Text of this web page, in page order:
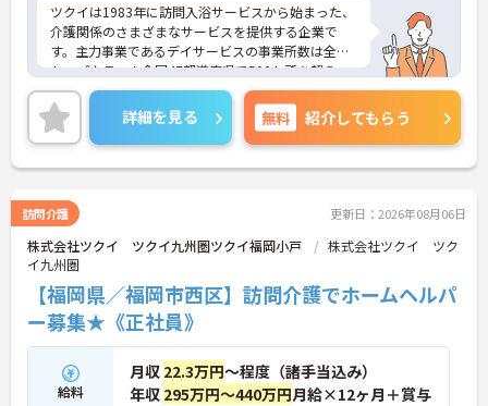
ツクイは1983年に訪問入浴サービスから始まった、
介護関係のさまざまなサービスを提供する企業で
す。主力事業であるデイサービスの事業所数は全国
トップクラス！全国47都道府県で500か所を超え、
お客様が住み慣れた地域で自分らしく最期まで暮ら
すことができるよう活動を行っています。また、福
利厚生の充実・活用に力を入れる企業として福利厚
生表彰・認証制度である「ハタラクエール」に2021
年に認証されています。
詳細を見る 無料 紹介してもらう
訪問介護 更新日：2026年08月06日
株式会社ツクイ ツクイ九州圏ツクイ福岡小戸
株式会社ツクイ ツク
イ九州圏
【福岡県／福岡市西区】訪問介護でホームヘルパ
ー募集★《正社員》
給料
月収 22.3万円～程度（諸手当込み）
年収 295万円～440万円月給×12ヶ月＋賞与